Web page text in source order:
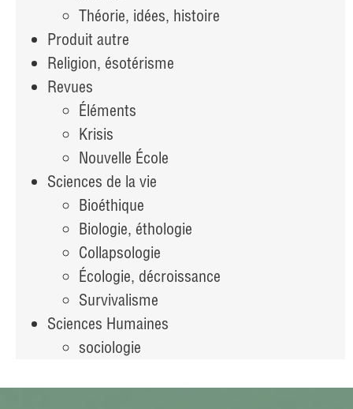
Théorie, idées, histoire
Produit autre
Religion, ésotérisme
Revues
Éléments
Krisis
Nouvelle École
Sciences de la vie
Bioéthique
Biologie, éthologie
Collapsologie
Écologie, décroissance
Survivalisme
Sciences Humaines
sociologie